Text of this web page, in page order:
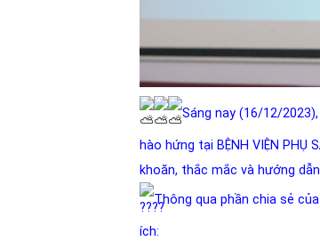
Sáng nay (16/12/
hào hứng tại BỆNH VIỆN PHỤ
khoăn, thắc mắc và hướng
Thông qua phần chia sẻ
ích: